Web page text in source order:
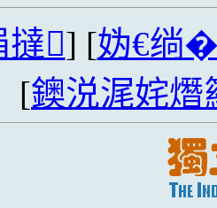
撻] [妫€绱
[鐭涚浘姹熸